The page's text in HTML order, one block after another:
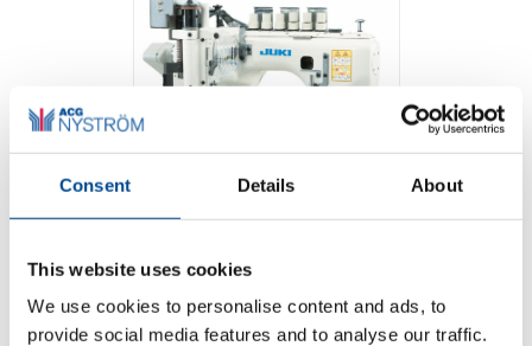
Consent Details About
This website uses cookies
We use cookies to personalise content and ads, to
provide social media features and to analyse our traffic.
Detaljer